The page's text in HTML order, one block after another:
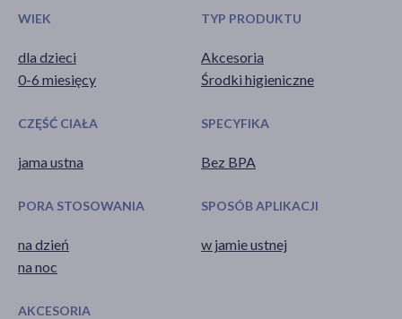
WIEK
dla dzieci
0-6 miesięcy
TYP PRODUKTU
Akcesoria
Środki higieniczne
CZĘŚĆ CIAŁA
jama ustna
SPECYFIKA
Bez BPA
PORA STOSOWANIA
na dzień
na noc
SPOSÓB APLIKACJI
w jamie ustnej
AKCESORIA